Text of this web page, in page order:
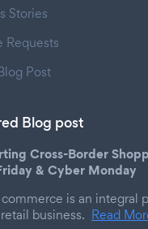
Stories
Requests
Post
Blog post
Cross-Border
& Cyber Monday
is an integral
business. Read